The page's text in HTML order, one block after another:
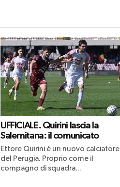
UFFICIALE. Quirini lascia la
Salernitana: il comunicato
Ettore Quirini è un nuovo calciatore
del Perugia. Proprio come il
compagno di squadra...